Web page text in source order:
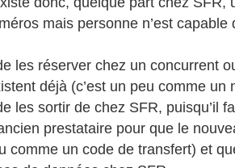
mais personne n’est
les réserver chez un concurrent
déjà (c’est un peu comme un
les sortir de chez SFR, puisqu’il
prestataire pour que le
comme un code de transfert) et